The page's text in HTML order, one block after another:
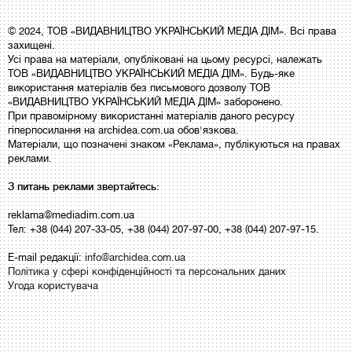
© 2024, ТОВ «ВИДАВНИЦТВО УКРАЇНСЬКИЙ МЕДІА ДІМ». Всі права
захищені.
Усі права на матеріали, опубліковані на цьому ресурсі, належать
ТОВ «ВИДАВНИЦТВО УКРАЇНСЬКИЙ МЕДІА ДІМ». Будь-яке
використання матеріалів без письмового дозволу ТОВ
«ВИДАВНИЦТВО УКРАЇНСЬКИЙ МЕДІА ДІМ» заборонено.
При правомірному використанні матеріалів даного ресурсу
гіперпосилання на archidea.com.ua обов'язкова.
Матеріали, що позначені знаком «Реклама», публікуються на правах
реклами.
З питань реклами звертайтесь:
reklama@mediadim.com.ua
Тел: +38 (044) 207-33-05, +38 (044) 207-97-00, +38 (044) 207-97-15.
E-mail редакції:info@archidea.com.ua
Політика у сфері конфіденційності та персональних даних
Угода користувача